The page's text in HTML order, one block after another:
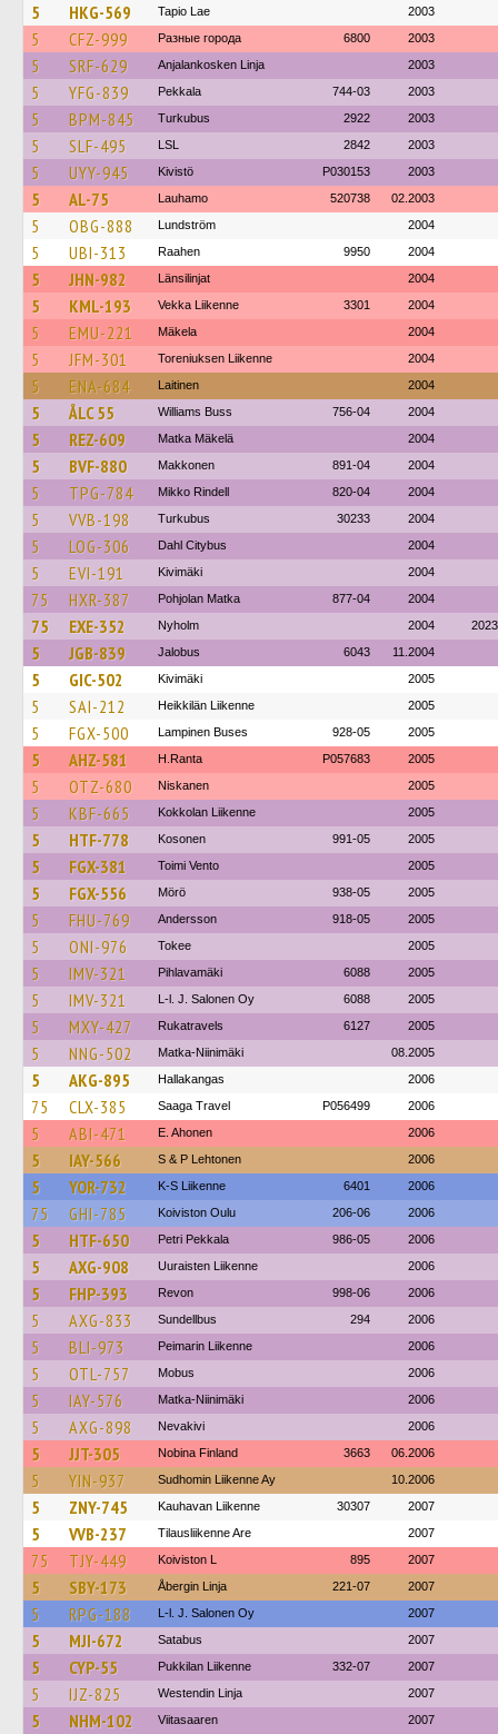
5 HKG-569 Tapio Lae 2003
5 CFZ-999 Разные города 6800 2003
5 SRF-629 Anjalankosken Linja 2003
5 YFG-839 Pekkala 744-03 2003
5 BPM-845 Turkubus 2922 2003
5 SLF-495 LSL 2842 2003
5 UYY-945 Kivistö P030153 2003
5 AL-75 Lauhamo 520738 02.2003
5 OBG-888 Lundström 2004
5 UBI-313 Raahen 9950 2004
5 JHN-982 Länsilinjat 2004
5 KML-193 Vekka Liikenne 3301 2004
5 EMU-221 Mäkela 2004
5 JFM-301 Toreniuksen Liikenne 2004
5 ENA-684 Laitinen 2004
5 ÅLC 55 Williams Buss 756-04 2004
5 REZ-609 Matka Mäkelä 2004
5 BVF-880 Makkonen 891-04 2004
5 TPG-784 Mikko Rindell 820-04 2004
5 VVB-198 Turkubus 30233 2004
5 LOG-306 Dahl Citybus 2004
5 EVI-191 Kivimäki 2004
75 HXR-387 Pohjolan Matka 877-04 2004
75 EXE-352 Nyholm 2004 2023
5 JGB-839 Jalobus 6043 11.2004
5 GIC-502 Kivimäki 2005
5 SAI-212 Heikkilän Liikenne 2005
5 FGX-500 Lampinen Buses 928-05 2005
5 AHZ-581 H.Ranta P057683 2005
5 OTZ-680 Niskanen 2005
5 KBF-665 Kokkolan Liikenne 2005
5 HTF-778 Kosonen 991-05 2005
5 FGX-381 Toimi Vento 2005
5 FGX-556 Mörö 938-05 2005
5 FHU-769 Andersson 918-05 2005
5 ONI-976 Tokee 2005
5 IMV-321 Pihlavamäki 6088 2005
5 IMV-321 L-l. J. Salonen Oy 6088 2005
5 MXY-427 Rukatravels 6127 2005
5 NNG-502 Matka-Niinimäki 08.2005
5 AKG-895 Hallakangas 2006
75 CLX-385 Saaga Travel P056499 2006
5 ABI-471 E. Ahonen 2006
5 IAY-566 S & P Lehtonen 2006
5 YOR-732 K-S Liikenne 6401 2006
75 GHI-785 Koiviston Oulu 206-06 2006
5 HTF-650 Petri Pekkala 986-05 2006
5 AXG-908 Uuraisten Liikenne 2006
5 FHP-393 Revon 998-06 2006
5 AXG-833 Sundellbus 294 2006
5 BLI-973 Peimarin Liikenne 2006
5 OTL-757 Mobus 2006
5 IAY-576 Matka-Niinimäki 2006
5 AXG-898 Nevakivi 2006
5 JJT-305 Nobina Finland 3663 06.2006
5 YIN-937 Sudhomin Liikenne Ay 10.2006
5 ZNY-745 Kauhavan Liikenne 30307 2007
5 VVB-237 Tilausliikenne Are 2007
75 TJY-449 Koiviston L 895 2007
5 SBY-173 Åbergin Linja 221-07 2007
5 RPG-188 L-l. J. Salonen Oy 2007
5 MJI-672 Satabus 2007
5 CYP-55 Pukkilan Liikenne 332-07 2007
5 IJZ-825 Westendin Linja 2007
5 NHM-102 Viitasaaren 2007